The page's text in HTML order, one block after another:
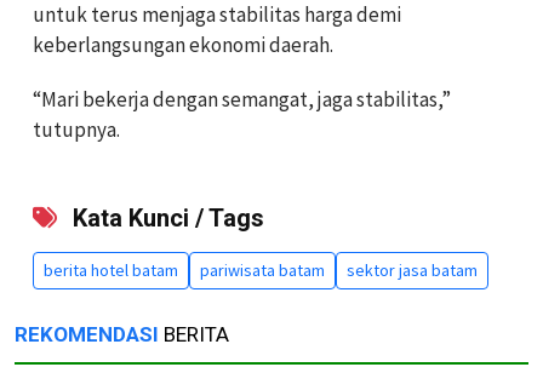
untuk terus menjaga stabilitas harga demi
keberlangsungan ekonomi daerah.
“Mari bekerja dengan semangat, jaga stabilitas,”
tutupnya.
Kata Kunci / Tags
berita hotel batam pariwisata batam sektor jasa batam
REKOMENDASI BERITA